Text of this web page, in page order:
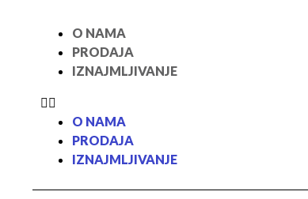
O NAMA
PRODAJA
IZNAJMLJIVANJE
O NAMA
PRODAJA
IZNAJMLJIVANJE